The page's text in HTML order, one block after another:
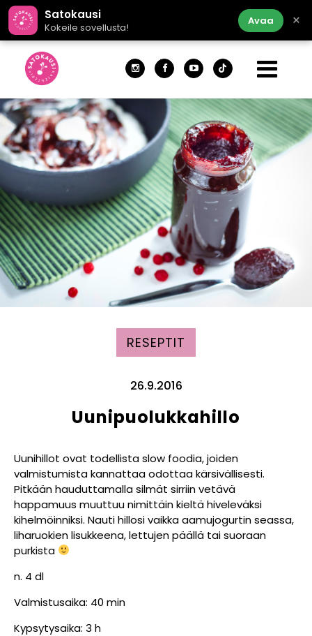
Satokausi
Kokeile sovellusta!
Avaa ×
RESEPTIT
26.9.2016
Uunipuolukkahillo
Uunihillot ovat todellista slow foodia, joiden
valmistumista kannattaa odottaa kärsivällisesti.
Pitkään hauduttamalla silmät sirriin vetävä
happamuus muuttuu nimittäin kieltä hiveleväksi
kihelmöinniksi. Nauti hillosi vaikka aamujogurtin seassa,
liharuokien lisukkeena, lettujen päällä tai suoraan
purkista
n. 4 dl
Valmistusaika: 40 min
Kypsytysaika: 3 h